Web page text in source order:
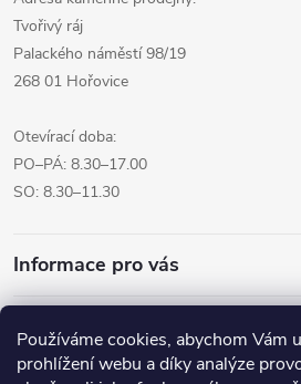
Používáme cookies, abychom Vám
prohlížení webu a díky analýze
Tvořivý ráj
Palackého náměstí 98/19
268 01 Hořovice
Otevírací doba:
PO–PÁ: 8.30–17.00
SO: 8.30–11.30
Informace pro vás
Přijímáme online platby